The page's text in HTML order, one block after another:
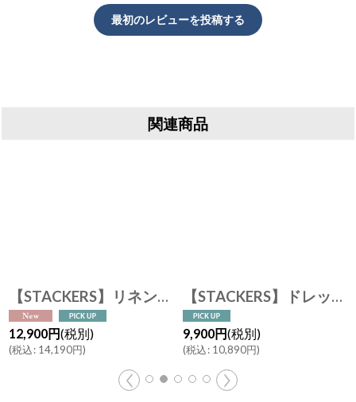
最初のレビューを投稿する
関連商品
【STACKERS】リネン・オートミール オールインワン ジュエリーハンガー Linen/Oatmeal All-In-One Jewellery Hangerスタッカーズ ロンドン UK
12,900円(税別)
(税込: 14,190円)
【STACKERS】ドレッシング テーブル ミラー ＆ ジュエリースタンド Dressing Table Mirror & Jewellery Stand トープ グレージュ Taupe スタッカーズ
9,900円(税別)
(税込: 10,890円)